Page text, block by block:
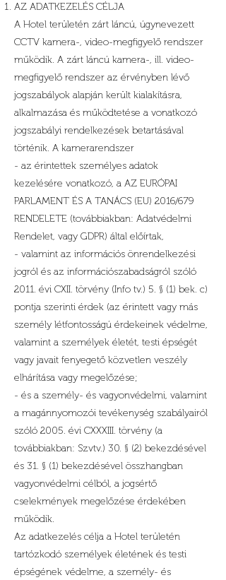
AZ ADATKEZELÉS CÉLJA
A Hotel területén zárt láncú, úgynevezett
CCTV kamera-, video-megfigyelő rendszer
működik. A zárt láncú kamera-, ill. video-
megfigyelő rendszer az érvényben lévő
jogszabályok alapján került kialakításra,
alkalmazása és működtetése a vonatkozó
jogszabályi rendelkezések betartásával
történik. A kamerarendszer
- az érintettek személyes adatok
kezelésére vonatkozó, a AZ EURÓPAI
PARLAMENT ÉS A TANÁCS (EU) 2016/679
RENDELETE (továbbiakban: Adatvédelmi
Rendelet, vagy GDPR) által előírtak,
- valamint az információs önrendelkezési
jogról és az információszabadságról szóló
2011. évi CXII. törvény (Info tv.) 5. § (1) bek. c)
pontja szerinti érdek (az érintett vagy más
személy létfontosságú érdekeinek védelme,
valamint a személyek életét, testi épségét
vagy javait fenyegető közvetlen veszély
elhárítása vagy megelőzése;
- és a személy- és vagyonvédelmi, valamint
a magánnyomozói tevékenység szabályairól
szóló 2005. évi CXXXIII. törvény (a
továbbiakban: Szvtv.) 30. § (2) bekezdésével
és 31. § (1) bekezdésével összhangban
vagyonvédelmi célból, a jogsértő
cselekmények megelőzése érdekében
működik.
Az adatkezelés célja a Hotel területén
tartózkodó személyek életének és testi
épségének védelme, a személy- és